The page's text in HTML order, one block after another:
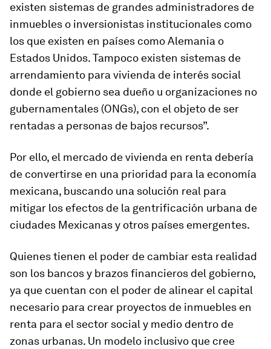
existen sistemas de grandes administradores de
inmuebles o inversionistas institucionales como
los que existen en países como Alemania o
Estados Unidos. Tampoco existen sistemas de
arrendamiento para vivienda de interés social
donde el gobierno sea dueño u organizaciones no
gubernamentales (ONGs), con el objeto de ser
rentadas a personas de bajos recursos”.
Por ello, el mercado de vivienda en renta debería
de convertirse en una prioridad para la economía
mexicana, buscando una solución real para
mitigar los efectos de la gentrificación urbana de
ciudades Mexicanas y otros países emergentes.
Quienes tienen el poder de cambiar esta realidad
son los bancos y brazos financieros del gobierno,
ya que cuentan con el poder de alinear el capital
necesario para crear proyectos de inmuebles en
renta para el sector social y medio dentro de
zonas urbanas. Un modelo inclusivo que cree